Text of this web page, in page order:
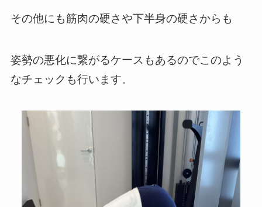
その他にも筋肉の硬さや下半身の硬さからも
姿勢の悪化に繋がるケースもあるのでこのよう
なチェックも行います。